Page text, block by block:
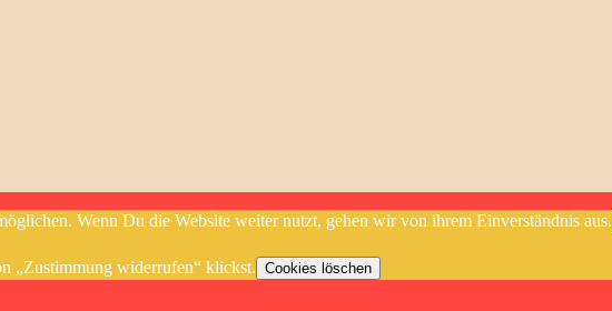
Wenn Du die Website weiter nutzt, gehen wir von ihrem Einverständnis aus.
„Zustimmung widerrufen“ klickst. Cookies löschen